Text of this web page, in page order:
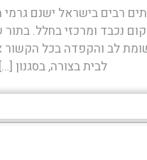
רבים בישראל ישנם
נכבד ומרכזי בחלל.
לב והקפדה בכל הקשור
לבית בצורה, בסגנון […]